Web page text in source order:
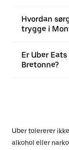
Hvordan
trygge i
Er Uber
Bretonne?
Uber tolererer
alkohol eller